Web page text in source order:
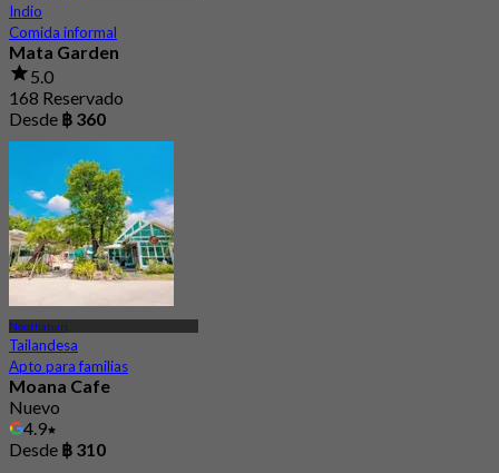
Indio
Comida informal
Mata Garden
5.0
168 Reservado
Desde ฿ 360
Nonthaburi
Tailandesa
Apto para familias
Moana Cafe
Nuevo
4.9
Desde ฿ 310